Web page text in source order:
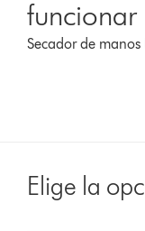
funcionar
Secador de
Elige la